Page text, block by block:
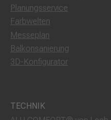
Planungsservice
Farbwelten
Messeplan
Balkonsanierung
3D-Konfigurator
TECHNIK